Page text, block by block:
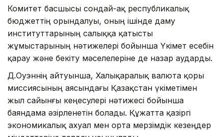
Комитет басшысы сондай-ақ республикалық
бюджеттің орындалуы, оның ішінде даму
институттарының салыққа қатысты
жұмыстарының нәтижелері бойынша Үкімет есебін
қарау және бекіту мәселелеріне де назар аударды.
Д.Оуэннің айтуынша, Халықаралық валюта қоры
миссиясының аясындағы Қазақстан үкіметімен
жыл сайынғы кеңесулері нәтижесі бойынша
баяндама әзірленетін болады. Құжатта қазіргі
экономикалық ахуал мен орта мерзімдік кезеңдер